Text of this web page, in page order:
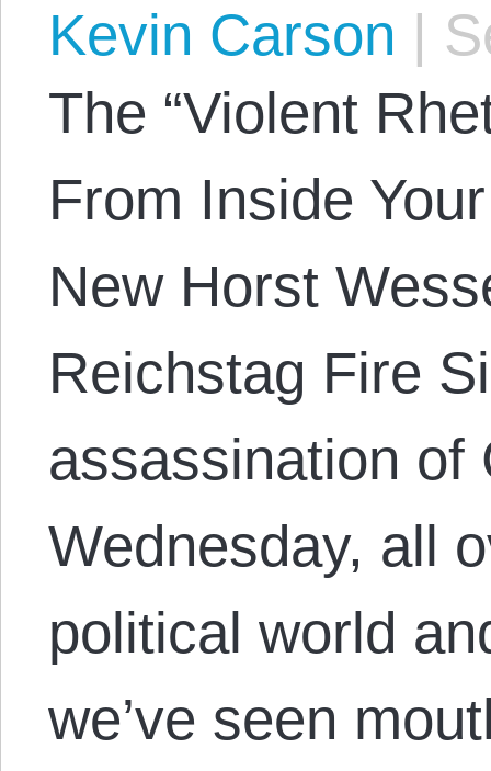
Kevin Carson |
The “Violent
From Inside
New Horst
Reichstag Fire
assassination of
Wednesday, all
political world
we’ve seen